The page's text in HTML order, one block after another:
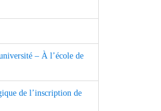
– À l’école de
de l’inscription de